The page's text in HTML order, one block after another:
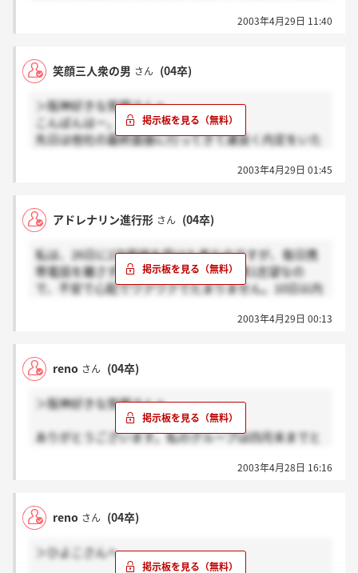
どはっきり聞いてないので知っていたら教えてくださ
と、友達に聞いたのですが、マイカー持ち込みって本
当なんですかね？！もし内定をもらえたら一人暮らし
でごめんなさい。
2003年4月29日 11:40
笑顔三人衆の男 さん (04卒)
＞阪神好きな笑顔さんへ
こんばんはー。
先日は他社の最終面接に行ってきて運良く内定をいた
なものも扱えて、いろんな仕事ができるので正直迷っ
それと昨日三次選考合格の連絡がきました。
ぜひぜひ笑顔三人衆で仕事をしたい！！！！
エ：笑顔のエ
コ：小浪社長のコ
みんなぱくっちゃだめだよ（笑）
2003年4月29日 01:45
アドレナリン進行形 さん (04卒)
私は、26日に2次面接を受けた者なのですが、毎日携
帯電話を離さず待ち続けています。超第1志望なの
で、不安で心配でワクワクでたまりません。10日以内
いたらもっと早く連絡がくるという噂が・・・。誰か
ぁ？？？
2003年4月29日 00:13
reno さん (04卒)
＞阪神好きな笑顔さんへ
ありがとうございます。私のグループは四月末までと
たのですが他はまだ聞いていないのでやはりグループ
ょうか？もう少し待ってみる価値は充分あるので
は？！私もウェーブが第一志望なので四次も頑張ろう
2003年4月28日 16:16
reno さん (04卒)
＞ひよこさんへ